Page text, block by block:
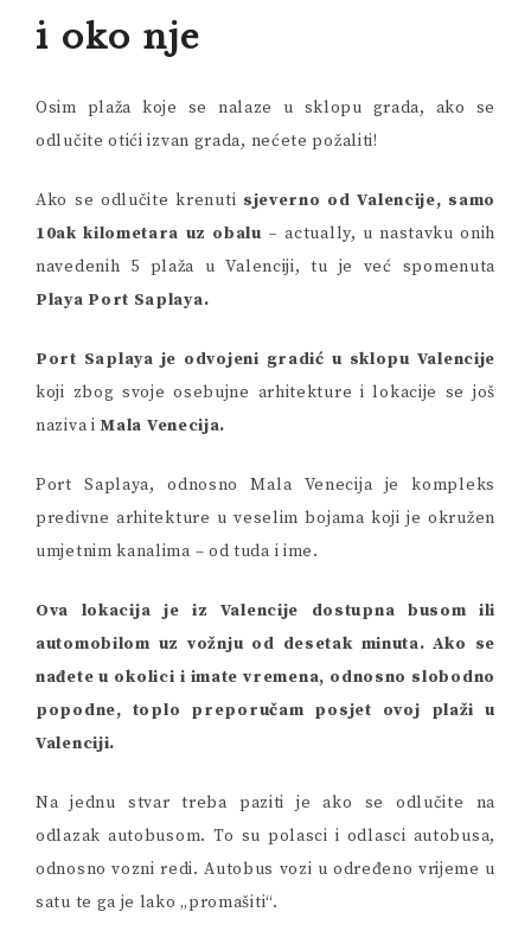
i oko nje
Osim plaža koje se nalaze u sklopu grada, ako se
odlučite otići izvan grada, nećete požaliti!
Ako se odlučite krenuti sjeverno od Valencije, samo
10ak kilometara uz obalu – actually, u nastavku onih
navedenih 5 plaža u Valenciji, tu je već spomenuta
Playa Port Saplaya.
Port Saplaya je odvojeni gradić u sklopu Valencije
koji zbog svoje osebujne arhitekture i lokacije se još
naziva iMala Venecija.
Port Saplaya, odnosno Mala Venecija je kompleks
predivne arhitekture u veselim bojama koji je okružen
umjetnim kanalima – od tuda i ime.
Ova lokacija je iz Valencije dostupna busom ili
automobilom uz vožnju od desetak minuta. Ako se
nađete u okolici i imate vremena, odnosno slobodno
popodne, toplo preporučam posjet ovoj plaži u
Valenciji.
Na jednu stvar treba paziti je ako se odlučite na
odlazak autobusom. To su polasci i odlasci autobusa,
odnosno vozni redi. Autobus vozi u određeno vrijeme u
satu te ga je lako „promašiti“.